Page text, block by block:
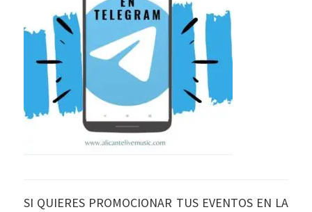
SI QUIERES PROMOCIONAR TUS EVENTOS EN LA